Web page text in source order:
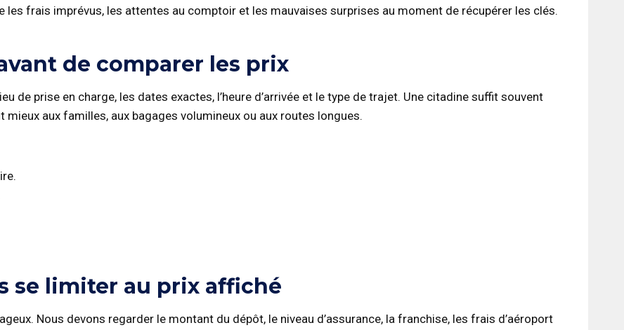
les frais imprévus, les attentes au comptoir et les mauvaises surprises au moment de récupérer les clés.
de comparer les prix
de prise en charge, les dates exactes, l’heure d’arrivée et le type de trajet. Une citadine suffit souvent
mieux aux familles, aux bagages volumineux ou aux routes longues.
se limiter au prix affiché
Nous devons regarder le montant du dépôt, le niveau d’assurance, la franchise, les frais d’aéroport